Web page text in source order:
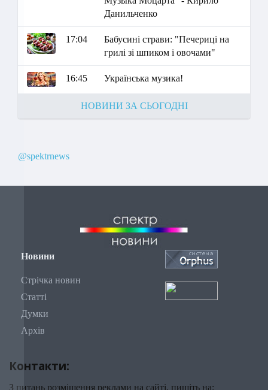
Данильченко
17:04
Бабусині страви: "Печериці на
грилі зі шпиком і овочами"
16:45 Українська музика!
НОВИНИ ЗА СЬОГОДНІ
@spektrnews
Новини
Стрічка новин
Статті
Думки
Архів
Контакти:
З питань розміщення реклами на сайті, пишіть на: